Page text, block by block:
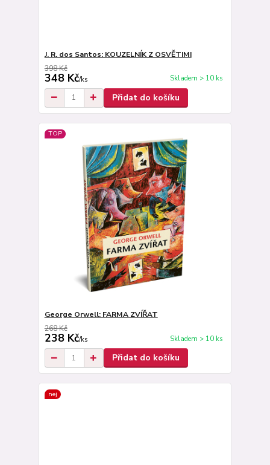
J. R. dos Santos: KOUZELNÍK Z OSVĚTIMI
398 Kč
348 Kč/ks Skladem > 10 ks
Přidat do košíku
TOP
George Orwell: FARMA ZVÍŘAT
268 Kč
238 Kč/ks Skladem > 10 ks
Přidat do košíku
nej